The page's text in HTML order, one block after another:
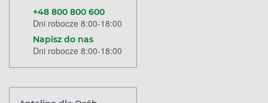
+48 800 800 600
Dni robocze 8:00-18:00
Napisz do nas
Dni robocze 8:00-18:00